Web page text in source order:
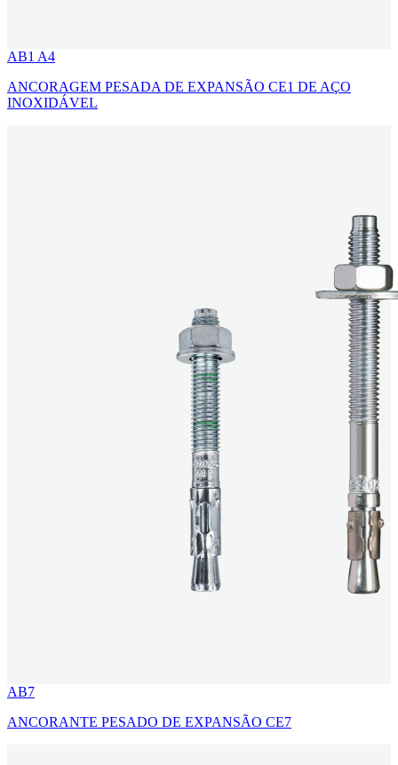
AB1 A4
ANCORAGEM PESADA DE EXPANSÃO CE1 DE AÇO
INOXIDÁVEL
AB7
ANCORANTE PESADO DE EXPANSÃO CE7